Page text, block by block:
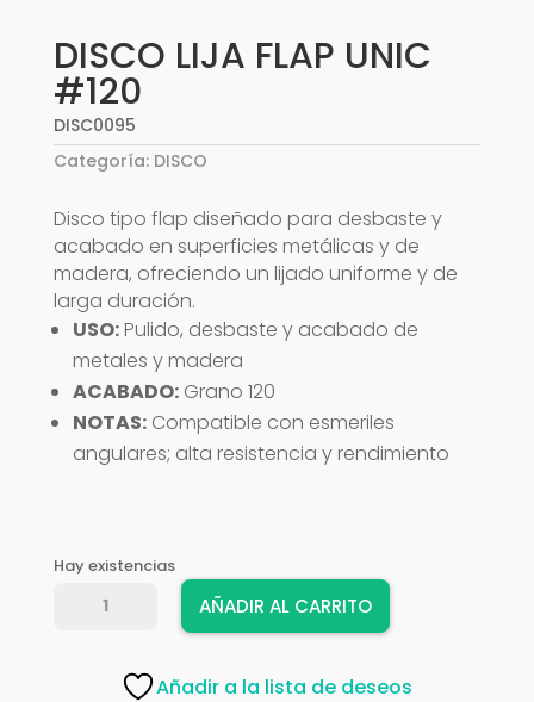
DISCO LIJA FLAP UNIC
#120
DISC0095
Categoría: DISCO
Disco tipo flap diseñado para desbaste y
acabado en superficies metálicas y de
madera, ofreciendo un lijado uniforme y de
larga duración.
USO:Pulido, desbaste y acabado de
metales y madera
ACABADO:Grano 120
NOTAS:Compatible con esmeriles
angulares; alta resistencia y rendimiento
Hay existencias
DISCO
AÑADIR AL CARRITO
Añadir a la lista de deseos